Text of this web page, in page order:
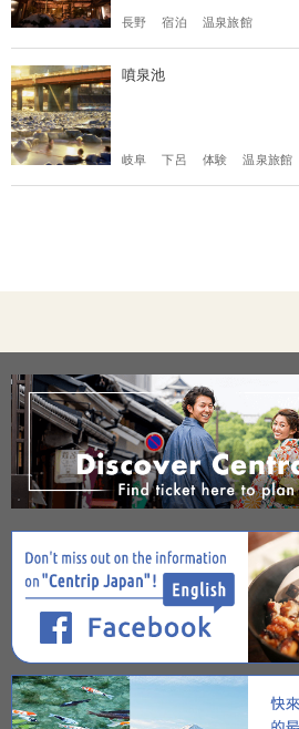
長野 宿泊 温泉旅館
噴泉池
岐阜 下呂 体験 温泉旅館